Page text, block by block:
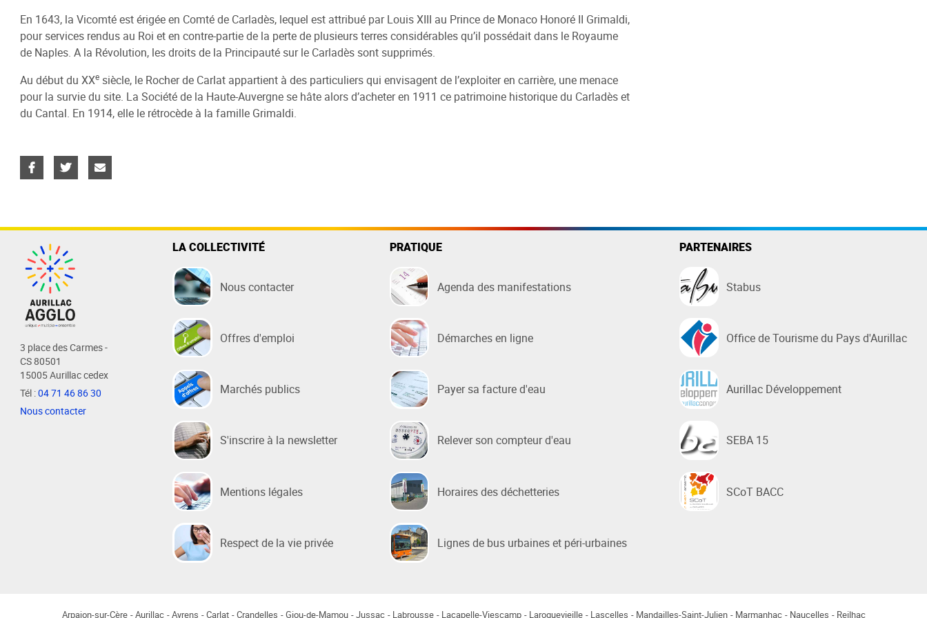
En 1643, la Vicomté est érigée en Comté de Carladès, lequel est attribué par Louis XIII au Prince de Monaco Honoré II Grimaldi,
pour services rendus au Roi et en contre-partie de la perte de plusieurs terres considérables qu’il possédait dans le Royaume
de Naples. A la Révolution, les droits de la Principauté sur le Carladès sont supprimés.
Au début du XXesiècle, le Rocher de Carlat appartient à des particuliers qui envisagent de l’exploiter en carrière, une menace
pour la survie du site. La Société de la Haute-Auvergne se hâte alors d’acheter en 1911 ce patrimoine historique du Carladès et
du Cantal. En 1914, elle le rétrocède à la famille Grimaldi.
3 place des Carmes -
CS 80501
15005 Aurillac cedex
Tél :04 71 46 86 30
Nous contacter
LA COLLECTIVITÉ
Nous contacter
Offres d'emploi
Marchés publics
S'inscrire à la newsletter
Mentions légales
Respect de la vie privée
PRATIQUE
Agenda des manifestations
Démarches en ligne
Payer sa facture d'eau
Relever son compteur d'eau
Horaires des déchetteries
Lignes de bus urbaines et péri-urbaines
PARTENAIRES
Stabus
Office de Tourisme du Pays d'Aurillac
Aurillac Développement
SEBA 15
SCoT BACC
Arpajon-sur-Cère Aurillac Ayrens Carlat Crandelles Giou-de-Mamou Jussac Labrousse Lacapelle-Viescamp Laroquevieille Lascelles Mandailles-Saint-Julien Marmanhac Naucelles Reilhac